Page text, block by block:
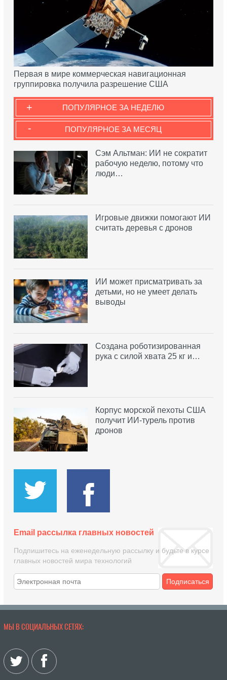
Первая в мире коммерческая навигационная
группировка получила разрешение США
ПОПУЛЯРНОЕ ЗА НЕДЕЛЮ
+
ПОПУЛЯРНОЕ ЗА МЕСЯЦ
-
Сэм Альтман: ИИ не сократит
рабочую неделю, потому что
люди…
Игровые движки помогают ИИ
считать деревья с дронов
ИИ может присматривать за
детьми, но не умеет делать
выводы
Создана роботизированная
рука с силой хвата 25 кг и…
Корпус морской пехоты США
получит ИИ-турель против
дронов
Email рассылка главных новостей
Подпишитесь на еженедельную рассылку и будьте в курсе
главных новостей мира технологий
Подписаться
МЫ В СОЦИАЛЬНЫХ СЕТЯХ: